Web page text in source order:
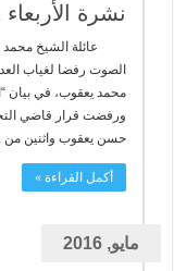
نشرة الأربعاء 1 حزيران 2016 العدد 5017
عائلة الشيخ
الصوت رفضا لغياب
محمد يعقوب، في بيان
ورفضت قرار قاضي
حسن يعقوب واثنين من
أكمل القراءة »
مايو, 2016